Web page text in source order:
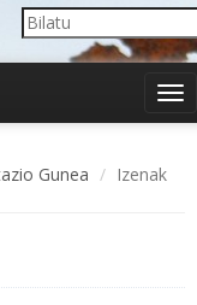
Gunea Izenak